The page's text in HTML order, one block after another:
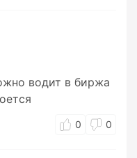
водит в биржа
0 0